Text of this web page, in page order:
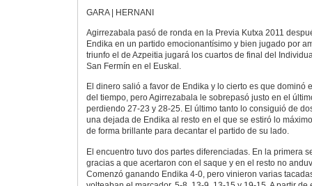
GARA | HERNANI
Agirrezabala pasó de ronda en la Previa Kutxa 2011
Endika en un partido emocionantísimo y bien jugado por
triunfo el de Azpeitia jugará los cuartos de final del
San Fermín en el Euskal.
El dinero salió a favor de Endika y lo cierto es que dominó
del tiempo, pero Agirrezabala le sobrepasó justo en el
perdiendo 27-23 y 28-25. El último tanto lo consiguió de
una dejada de Endika al resto en el que se estiró lo
de forma brillante para decantar el partido de su lado.
El encuentro tuvo dos partes diferenciadas. En la primera
gracias a que acertaron con el saque y en el resto no
Comenzó ganando Endika 4-0, pero vinieron varias